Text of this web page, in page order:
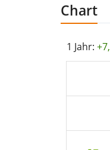
Chart
1 Jahr: